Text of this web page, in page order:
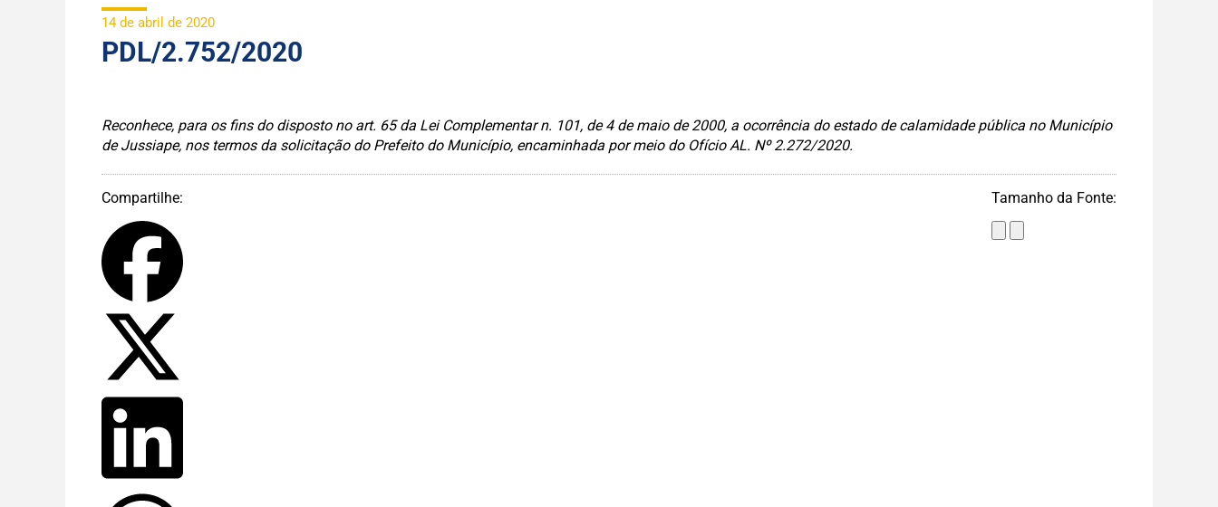
14 de abril de 2020
PDL/2.752/2020
Reconhece, para os fins do disposto no art. 65 da Lei Complementar n. 101, de 4 de maio de 2000, a ocorrência do estado de calamidade pública no Município
de Jussiape, nos termos da solicitação do Prefeito do Município, encaminhada por meio do Ofício AL. Nº 2.272/2020.
Compartilhe: Tamanho da Fonte: